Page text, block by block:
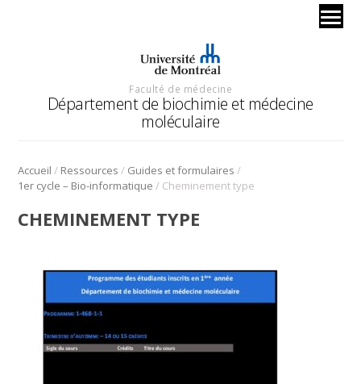
Faculté de médecine
Département de biochimie et médecine
moléculaire
Accueil / Ressources / Guides et formulaires /
1er cycle – Bio-informatique / Cheminement type
CHEMINEMENT TYPE